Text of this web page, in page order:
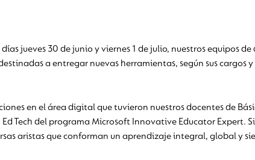
jueves 30 de junio y viernes 1 de julio, nuestros equipos
a entregar nuevas herramientas, según sus cargos
en el área digital que tuvieron nuestros docentes de
Tech del programa Microsoft Innovative Educator Expert.
aristas que conforman un aprendizaje integral, global y